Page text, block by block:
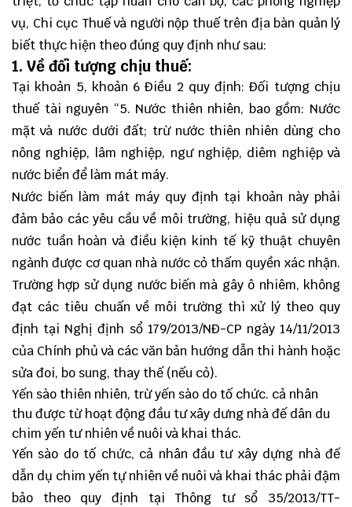
vụ, Chi cục Thuế và người nộp thuế trên địa bàn quản lý
biết thực hiện theo đúng quy định như sau:
1. Về đối tượng chịu thuế:
Tại khoản 5, khoản 6 Điều 2 quy định:Đối tượng chịu
thuế tài nguyên “5. Nước thiên nhiên, bao gồm: Nước
mặt và nước dưới đất; trừ nước thiên nhiên dùng cho
nông nghiệp, lâm nghiệp, ngư nghiệp, diêm nghiệp và
nước biển để làm mát máy.
Nước biến làm mát máy quy định tại khoản này phải
đảm bảo các yêu cầu về môi trường, hiệu quả sử dụng
nước tuần hoàn và điều kiện kinh tế kỹ thuật chuyên
ngành được cơ quan nhà nước cỏ thấm quyền xác nhận.
Trường hợp sử dụng nước biến mà gây ô nhiêm, không
đạt các tiêu chuấn về môi trường thì xử lý theo quy
định tại Nghị định sổ 179/2013/NĐ-CP ngày 14/11/2013
của Chính phủ và các văn bản hướng dẫn thi hành hoặc
sửa đoi, bo sung, thay thế (nếu cỏ).
Yến sào thiên nhiên, trừ yến sào do tố chức. cả nhân
thu được từ hoạt động đầu tư xây dưng nhà đế dân du
chim yến tư nhiên về nuôi và khai thác.
Yến sào do tố chức, cả nhân đầu tư xây dựng nhà đế
dẫn dụ chim yến tự nhiên về nuôi và khai thác phải đậm
bảo theo quy định tại Thông tư sổ 35/2013/TT-